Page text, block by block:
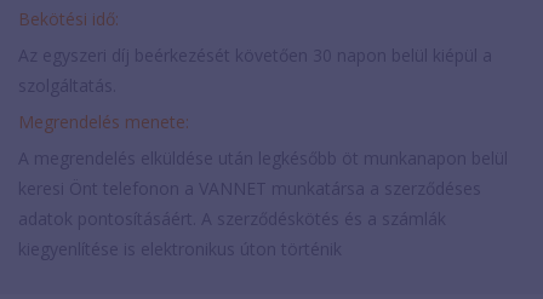
Bekötési idő:
Megrendelés menete: